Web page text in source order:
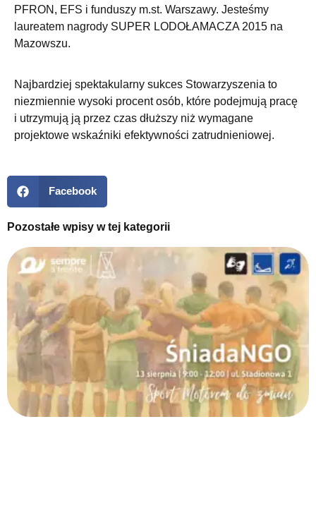
PFRON, EFS i funduszy m.st. Warszawy. Jesteśmy
laureatem nagrody SUPER LODOŁAMACZA 2015 na
Mazowszu.
Najbardziej spektakularny sukces Stowarzyszenia to
niezmiennie wysoki procent osób, które podejmują pracę
i utrzymują ją przez czas dłuższy niż wymagane
projektowe wskaźniki efektywności zatrudnieniowej.
Facebook
Pozostałe wpisy w tej kategorii